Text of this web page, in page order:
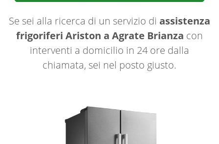
Se sei alla ricerca di un servizio di assistenza
frigoriferi Ariston a Agrate Brianza con
interventi a domicilio in 24 ore dalla
chiamata, sei nel posto giusto.